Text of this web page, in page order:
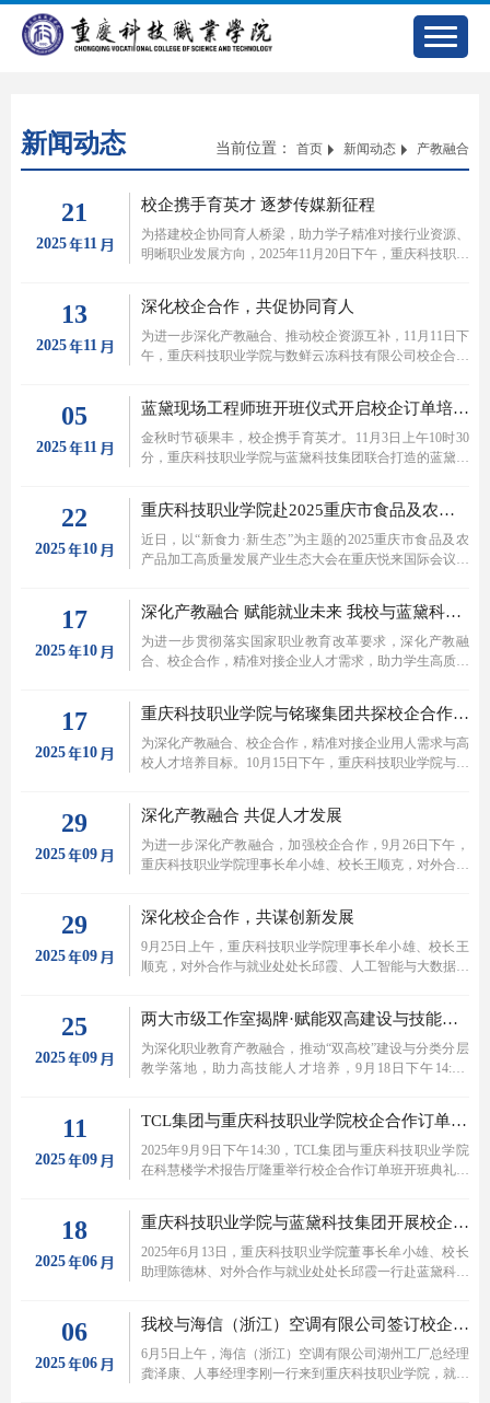
新闻动态 当前位置：首页 新闻动态 产教融合
21
2025 11
校企携手育英才 逐梦传媒新征程
为搭建校企协同育人桥梁，助力学子精准对接行业资源、
明晰职业发展方向，2025年11月20日下午，重庆科技职业
校长办公室主任蒲德章、教务处处长向松林，中沃艺腾创
始人山野先生领衔的行业精英团队，与200名意向同学齐
聚现场，共话传媒行业发展与职业成长新路径，宣讲会由
13
2025 11
深化校企合作，共促协同育人
为进一步深化产教融合、推动校企资源互补，11月11日下
午，重庆科技职业学院与数鲜云冻科技有限公司校企合作
克，部分二级学院负责人、对外合作与就业处相关人员等
学校代表共同出席会议，围绕合作共赢展开深入交流。
05
2025 11
蓝黛现场工程师班开班仪式开启校企订单培养育人新征程
金秋时节硕果丰，校企携手育英才。11月3日上午10时30
分，重庆科技职业学院与蓝黛科技集团联合打造的蓝黛现
理戴霜，动力传动事业部旗下蓝黛机械高级经理杨冬林，
重庆科技职业学院校长王顺克教授、副校长陈德林、对外
合作与就业处处长邱霞、教务处处长向松林、智能制造与
蓝黛现场工程师班全体学员共同出席仪式，见证这一校企
深度协同、共育技术人才的重要时刻。
22
2025 10
重庆科技职业学院赴2025重庆市食品及农产品加工高质量发展产业生态大会交流与数鲜云冻达成战略合作
近日，以“新食力·新生态”为主题的2025重庆市食品及农
产品加工高质量发展产业生态大会在重庆悦来国际会议中
之骄旗下数鲜云冻（重庆）科技有限公司成功签署战略合
作协议，标志着双方在产教融合、人才培养、技术转化等
领域的合作正式启动，为服务重庆食品及农产品加工产业
17
2025 10
深化产教融合 赋能就业未来 我校与蓝黛科技联合成立订单班
为进一步贯彻落实国家职业教育改革要求，深化产教融
合、校企合作，精准对接企业人才需求，助力学生高质量
学院，成立蓝黛现场工程师订单班宣讲会在学校学术报告
厅成功举行。
17
2025 10
重庆科技职业学院与铭璨集团共探校企合作新路径 推动产学研深度融合
为深化产教融合、校企合作，精准对接企业用人需求与高
校人才培养目标。10月15日下午，重庆科技职业学院与铭
泄瑶、对外合作与就业处处长邱霞、旅游管理与服装艺术
学院副院长李国川参加交流会，双方围绕合作模式创新、
资源优势互补、实训就业协同等展开深入探讨，为后续产
29
2025 09
深化产教融合 共促人才发展
为进一步深化产教融合，加强校企合作，9月26日下午，
重庆科技职业学院理事长牟小雄、校长王顺克，对外合作
重庆渝辉机械有限公司开展交流考察活动，重庆渝辉机械
有限公司邵富成董事长热情接待。
29
2025 09
深化校企合作，共谋创新发展
9月25日上午，重庆科技职业学院理事长牟小雄、校长王
顺克，对外合作与就业处处长邱霞、人工智能与大数据学
交流，数鲜云冻（重庆）科技有限公司董事长林海、市场
负责人樊星瑶等予以热情接待。双方就专业建设、人才培
养、实训室建设等进行深入交流。
25
2025 09
两大市级工作室揭牌·赋能双高建设与技能人才培养
为深化职业教育产教融合，推动“双高校”建设与分类分层
教学落地，助力高技能人才培养，9月18日下午14:30-
室”揭牌仪式。校长王顺克，副校长陈德林，教务处副处
长郭磊，人工智能与大数据学院院长王俊峰，副院长吴明
元，党支部副书记冯秋月等二级学院领导，以及学院专任
11
2025 09
TCL集团与重庆科技职业学院校企合作订单班隆重开班
2025年9月9日下午14:30，TCL集团与重庆科技职业学院
在科慧楼学术报告厅隆重举行校企合作订单班开班典礼。
TCL集团人力资源交付部部长王作宣等双方领导、嘉宾出
席了开班典礼。
18
2025 06
重庆科技职业学院与蓝黛科技集团开展校企合作交流会
2025年6月13日，重庆科技职业学院董事长牟小雄、校长
助理陈德林、对外合作与就业处处长邱霞一行赴蓝黛科技
理、动力传动事业部副总经理左利静，蓝黛科技动力传动
事业部旗下蓝黛机械总经理张威等出席会议。会议由蓝黛
科技集团人力资源总监徐利梅主持。
06
2025 06
我校与海信（浙江）空调有限公司签订校企合作协议
6月5日上午，海信（浙江）空调有限公司湖州工厂总经理
龚泽康、人事经理李刚一行来到重庆科技职业学院，就校